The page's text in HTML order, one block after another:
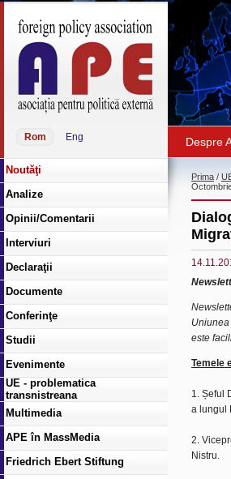
Rom Eng Despre
Noutăţi
Analize
Opinii/Comentarii
Interviuri
Declaraţii
Documente
Conferinţe
Studii
Evenimente
UE - problematica
transnistreana
Multimedia
APE în MassMedia
Friedrich Ebert Stiftung
Prima /
este
Temele
1. Șeful
a lungul
2.
Nistru.